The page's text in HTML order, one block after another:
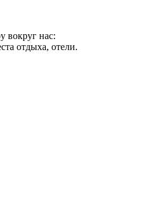
вокруг нас:
отдыха, отели.